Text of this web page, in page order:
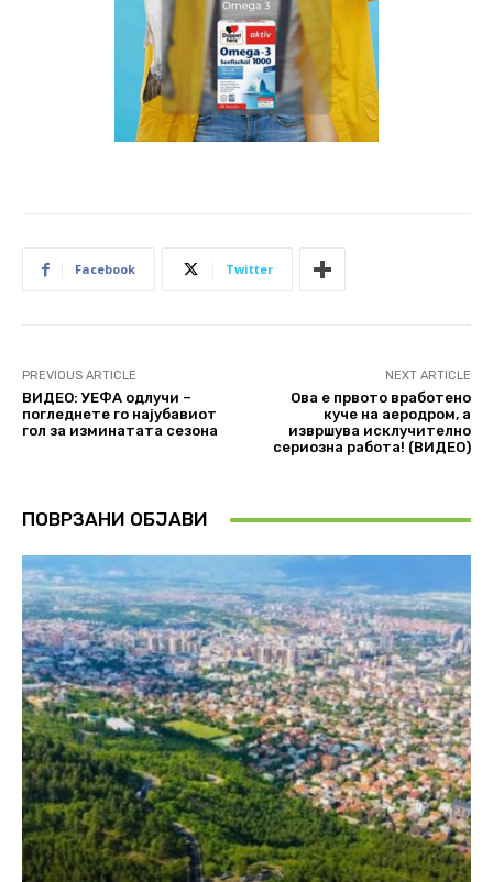
Facebook Twitter
PREVIOUS ARTICLE
ВИДЕО: УЕФА одлучи –
погледнете го најубавиот
гол за изминатата сезона
NEXT ARTICLE
Ова е првото вработено
куче на аеродром, а
извршува исклучително
сериозна работа! (ВИДЕО)
ПОВРЗАНИ ОБЈАВИ